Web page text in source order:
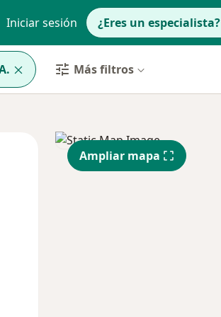
Iniciar sesión ¿Eres un especialista?
Más filtros
Jue
13 Ago
Vie
14 Ago
Ampliar mapa